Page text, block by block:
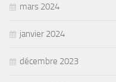
mars 2024
janvier 2024
décembre 2023